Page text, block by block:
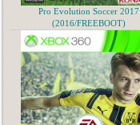
Pro Evolution Soccer 2017
(2016/FREEBOOT)